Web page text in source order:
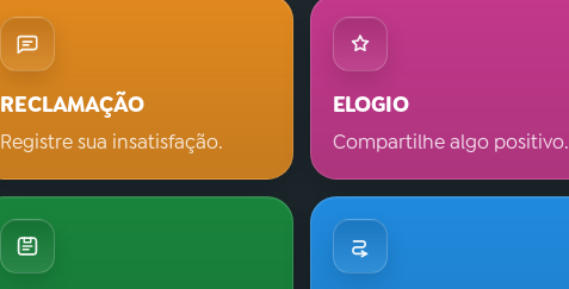
RECLAMAÇÃO
Registre sua insatisfação.
ELOGIO
Compartilhe algo positivo.